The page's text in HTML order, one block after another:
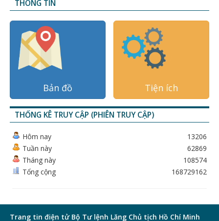
THÔNG TIN
Bản đồ Tiện ích
THỐNG KÊ TRUY CẬP (PHIÊN TRUY CẬP)
Hôm nay
Tuần này
Tháng này
Tổng cộng
13206
62869
108574
168729162
Trang tin điện tử Bộ Tư lệnh Lăng Chủ tịch Hồ Chí Minh